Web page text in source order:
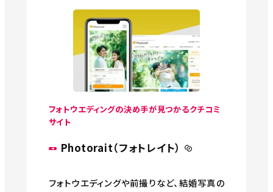
フォトウエディングの決め手が見つかるクチコミ
サイト
Photorait（フォトレイト）
フォトウエディングや前撮りなど、結婚写真の